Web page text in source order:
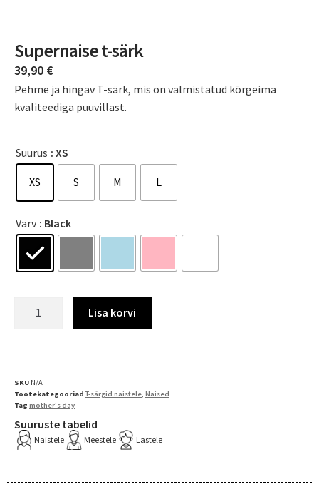
Supernaise t-särk
39,90 €
Pehme ja hingav T-särk, mis on valmistatud kõrgeima
kvaliteediga puuvillast.
Suurus : XS
XS S M L
Värv : Black
Lisa korvi
SKU N/A
Tootekategooriad T-särgid naistele, Naised
Tag mother's day
Suuruste tabelid
Naistele Meestele Lastele